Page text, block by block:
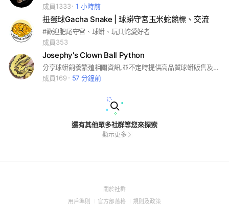
成員1333
1 小時前
扭蛋球Gacha Snake | 球蟒守宮玉米蛇競標、交流
#歡迎肥尾守宮、球蟒、玩具蛇愛好者
成員353
Josephy's Clown Ball Python
分享球蟒飼養繁殖相關資訊,並不定時提供高品質球蟒販售及競標
成員169
57 分鐘前
還有其他眾多社群等您來探索
顯示更多
關於社群(Open
用戶準則 (Open
官方部落格 (Open
規則及政策(Open